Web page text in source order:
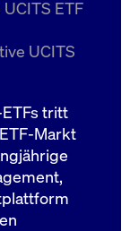
ETF
UCITS
ETFs tritt
Markt